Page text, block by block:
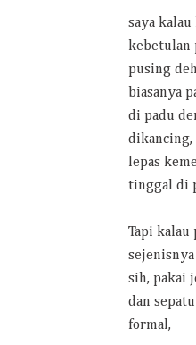
saya
kebetulan
pusing
biasanya
di padu
dikancing,
lepas
tinggal di
Tapi kalau
sih, pakai
dan
formal,